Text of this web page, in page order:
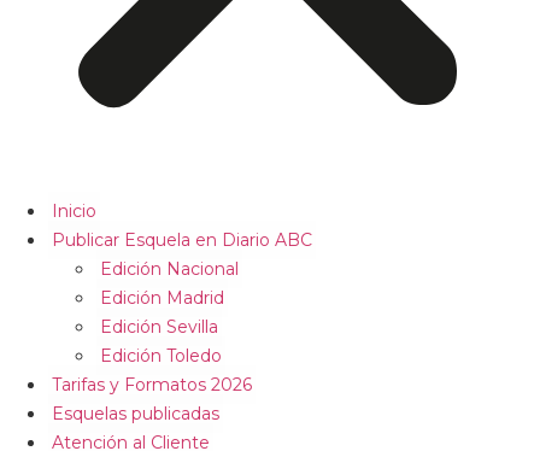
Inicio
Publicar Esquela en Diario ABC
Edición Nacional
Edición Madrid
Edición Sevilla
Edición Toledo
Tarifas y Formatos 2026
Esquelas publicadas
Atención al Cliente